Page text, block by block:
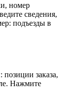
номер
сведения,
подъезды в
заказа,
Нажмите